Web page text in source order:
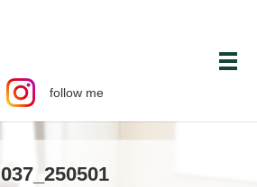
follow me
メ
037_250501